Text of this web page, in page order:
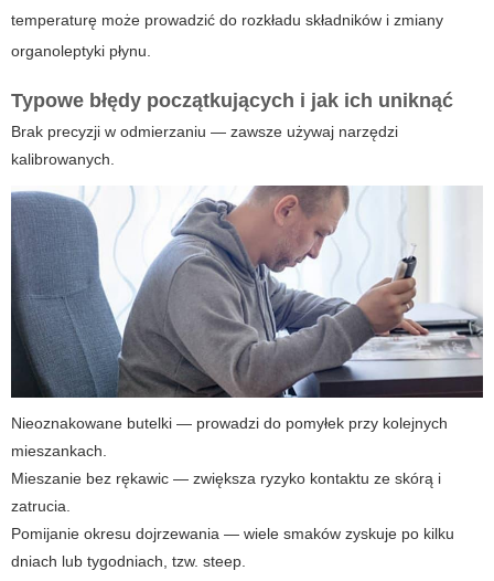
temperaturę może prowadzić do rozkładu składników i zmiany
organoleptyki płynu.
Typowe błędy początkujących i jak ich uniknąć
Brak precyzji w odmierzaniu — zawsze używaj narzędzi
kalibrowanych.
Nieoznakowane butelki — prowadzi do pomyłek przy kolejnych
mieszankach.
Mieszanie bez rękawic — zwiększa ryzyko kontaktu ze skórą i
zatrucia.
Pomijanie okresu dojrzewania — wiele smaków zyskuje po kilku
dniach lub tygodniach, tzw. steep.